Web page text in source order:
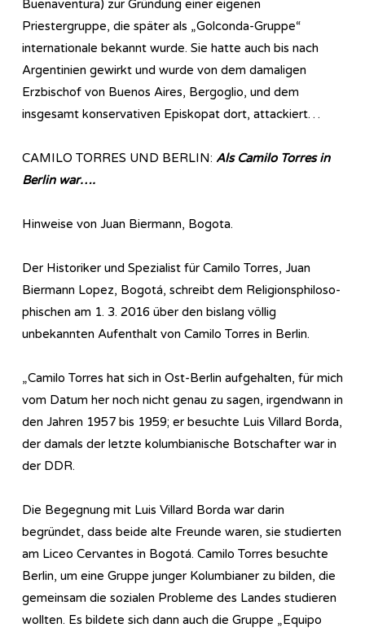
Buenaventura) zur Gründung einer eigenen
Priestergruppe, die später als „Golconda-Gruppe“
internationale bekannt wurde. Sie hatte auch bis nach
Argentinien gewirkt und wurde von dem damaligen
Erzbischof von Buenos Aires, Bergoglio, und dem
insgesamt konservativen Episkopat dort, attackiert…
CAMILO TORRES UND BERLIN: Als Camilo Torres in
Berlin war….
Hinweise von Juan Biermann, Bogota.
Der Historiker und Spezialist für Camilo Torres, Juan
Biermann Lopez, Bogotá, schreibt dem Re­li­gi­ons­phi­lo­so­
phi­sch­en am 1. 3. 2016 über den bislang völlig
unbekannten Aufenthalt von Camilo Torres in Berlin.
„Camilo Torres hat sich in Ost-Berlin aufgehalten, für mich
vom Datum her noch nicht genau zu sagen, irgendwann in
den Jahren 1957 bis 1959; er besuchte Luis Villard Borda,
der damals der letzte kolumbianische Botschafter war in
der DDR.
Die Begegnung mit Luis Villard Borda war darin
begründet, dass beide alte Freunde waren, sie studierten
am Liceo Cervantes in Bogotá. Camilo Torres besuchte
Berlin, um eine Gruppe junger Kolumbianer zu bilden, die
gemeinsam die sozialen Probleme des Landes studieren
wollten. Es bildete sich dann auch die Gruppe „Equipo